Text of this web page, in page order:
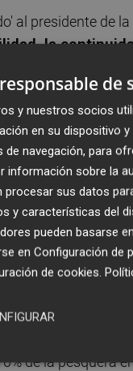
al presidente de
la
cercanas a dicho
competirá
y una
por KKR,
el control del 51%
cedió a las
de la pesquera
de
y nuestros socios
en su dispositivo
de navegación, para
información sobre la
procesar sus datos
y características del
pueden basarse
en Configuración de
de cookies.